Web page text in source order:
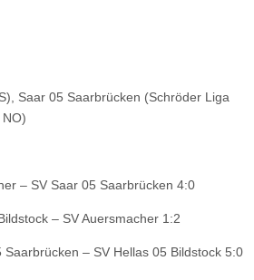
Saar 05 Saarbrücken (Schröder Liga
– SV Saar 05 Saarbrücken 4:0
– SV Auersmacher 1:2
– SV Hellas 05 Bildstock 5:0